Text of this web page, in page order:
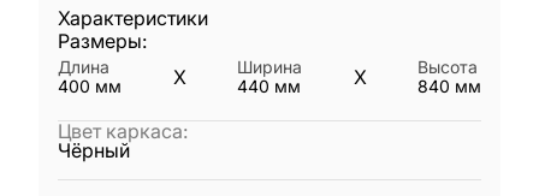
Характеристики
Размеры:
Длина
400 мм X
Ширина
440 мм X
Высота
840 мм
Цвет каркаса:
Чёрный